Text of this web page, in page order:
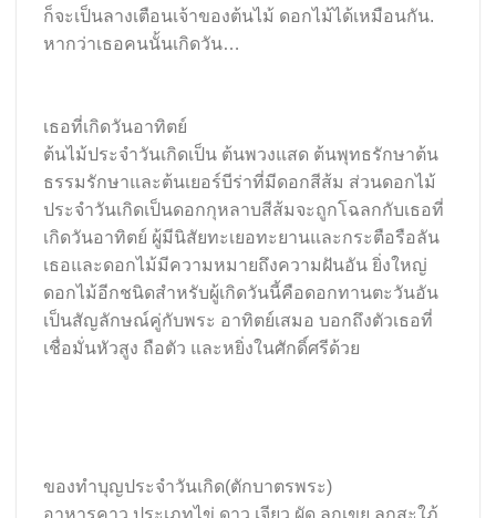
ก็จะเป็นลางเตือนเจ้าของต้นไม้ ดอกไม้ได้เหมือนกัน.
หากว่าเธอคนนั้นเกิดวัน…
เธอที่เกิดวันอาทิตย์
ต้นไม้ประจำวันเกิดเป็น ต้นพวงแสด ต้นพุทธรักษาต้น
ธรรมรักษาและต้นเยอร์บีร่าที่มีดอกสีส้ม ส่วนดอกไม้
ประจำวันเกิดเป็นดอกกุหลาบสีส้มจะถูกโฉลกกับเธอที่
เกิดวันอาทิตย์ ผู้มีนิสัยทะเยอทะยานและกระตือรือลัน
เธอและดอกไม้มีความหมายถึงความฝันอัน ยิ่งใหญ่
ดอกไม้อีกชนิดสำหรับผู้เกิดวันนี้คือดอกทานตะวันอัน
เป็นสัญลักษณ์คู่กับพระ อาทิตย์เสมอ บอกถึงตัวเธอที่
เชื่อมั่นหัวสูง ถือตัว และหยิ่งในศักดิ์ศรีด้วย
ของทำบุญประจำวันเกิด(ตักบาตรพระ)